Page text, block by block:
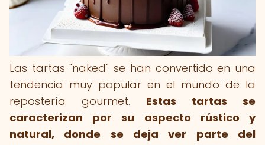
Las tartas "naked" se han convertido en una
tendencia muy popular en el mundo de la
repostería gourmet. Estas tartas se
caracterizan por su aspecto rústico y
natural, donde se deja ver parte del